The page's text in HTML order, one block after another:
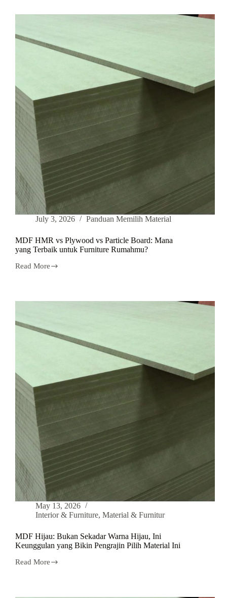
July 3, 2026 Panduan Memilih Material
MDF HMR vs Plywood vs Particle Board: Mana
yang Terbaik untuk Furniture Rumahmu?
Read More
May 13, 2026
Interior & Furniture, Material & Furnitur
MDF Hijau: Bukan Sekadar Warna Hijau, Ini
Keunggulan yang Bikin Pengrajin Pilih Material Ini
Read More